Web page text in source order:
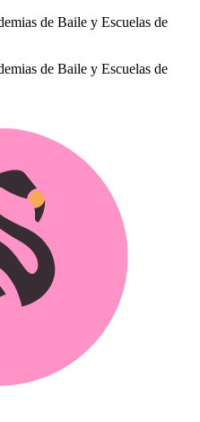
de Baile y Escuelas de
de Baile y Escuelas de